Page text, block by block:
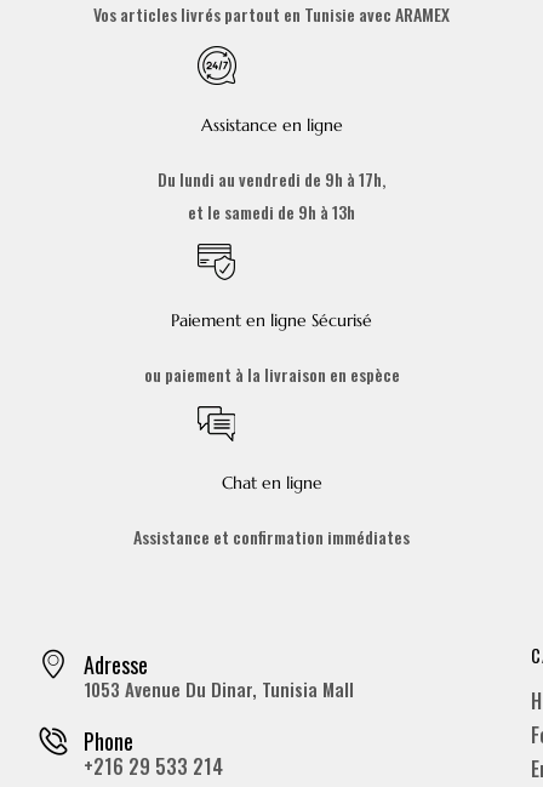
Vos articles livrés partout en Tunisie avec ARAMEX
Assistance en ligne
Du lundi au vendredi de 9h à 17h,
et le samedi de 9h à 13h
Paiement en ligne Sécurisé
ou paiement à la livraison en espèce
Chat en ligne
Assistance et confirmation immédiates
Adresse
1053 Avenue Du Dinar, Tunisia Mall
Phone
+216 29 533 214